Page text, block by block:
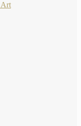
Art